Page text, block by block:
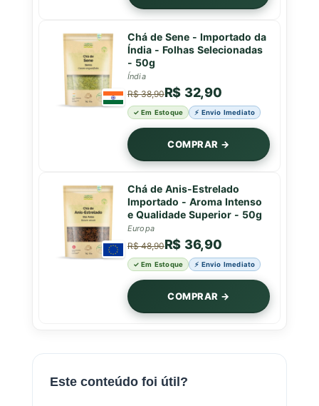
Chá de Sene - Importado da
Índia - Folhas Selecionadas
- 50g
Índia
R$ 38,90R$ 32,90
✓ Em Estoque ⚡ Envio Imediato
COMPRAR →
Chá de Anis-Estrelado
Importado - Aroma Intenso
e Qualidade Superior - 50g
Europa
R$ 48,90R$ 36,90
✓ Em Estoque ⚡ Envio Imediato
COMPRAR →
Este conteúdo foi útil?